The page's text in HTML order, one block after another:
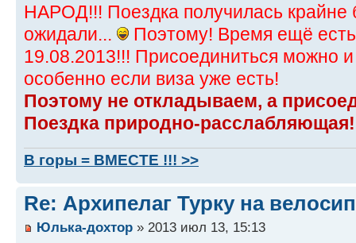
НАРОД!!! Поездка получилась
ожидали...
Поэтому! Время ещё
19.08.2013!!! Присоединиться можно
особенно если виза уже есть!
Поэтому не откладываем, а
Поездка природно-расслабляющая!
В горы = ВМЕСТЕ !!! >>
Re: Архипелаг Турку на
Юлька-дохтор » 2013 июл 13, 15:13